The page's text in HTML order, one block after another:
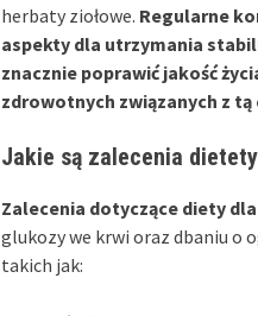
herbaty ziołowe. Regularne
aspekty dla utrzymania
znacznie poprawić jakość
zdrowotnych związanych z tą
Jakie są zalecenia
Zalecenia dotyczące diety
glukozy we krwi oraz dbaniu o
takich jak: